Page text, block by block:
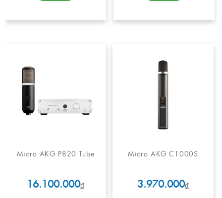
Micro AKG P820 Tube
16.100.000₫
Micro AKG C1000S
3.970.000₫